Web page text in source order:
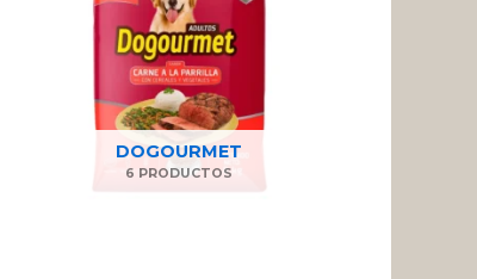
DOGOURMET
6 PRODUCTOS